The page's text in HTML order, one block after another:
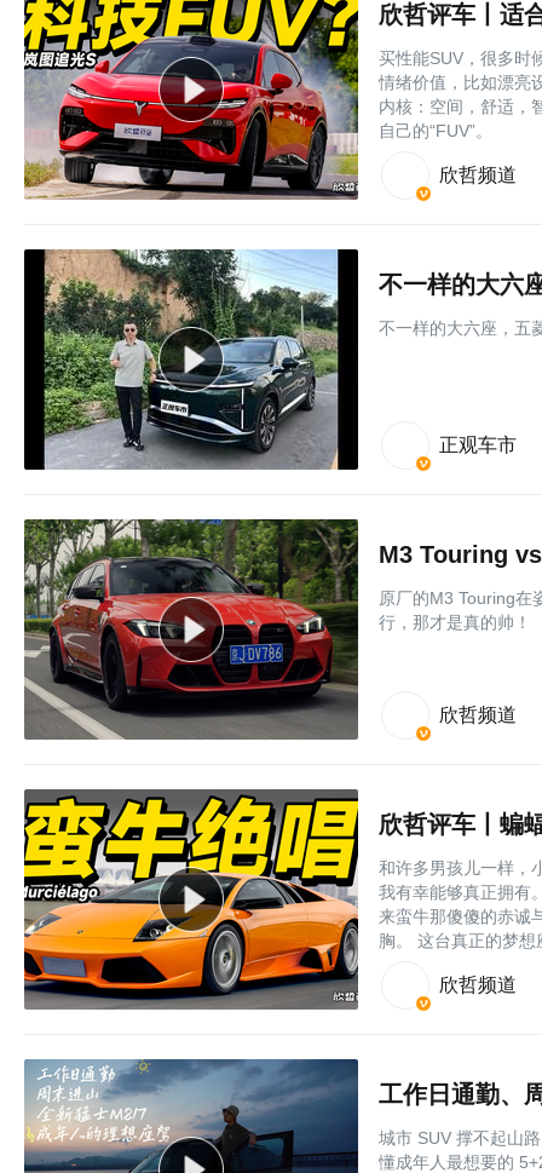
欣哲评车丨适
买性能SUV，很多时
情绪价值，比如漂亮
内核：空间，舒适，
自己的“FUV”。
欣哲频道
不一样的大六
不一样的大六座，五
正观车市
M3 Touring
原厂的M3 Touring在
行，那才是真的帅！
欣哲频道
欣哲评车丨蝙
和许多男孩儿一样，
我有幸能够真正拥有
来蛮牛那傻傻的赤诚
胸。 这台真正的梦
欣哲频道
工作日通勤、
城市 SUV 撑不起山
懂成年人最想要的